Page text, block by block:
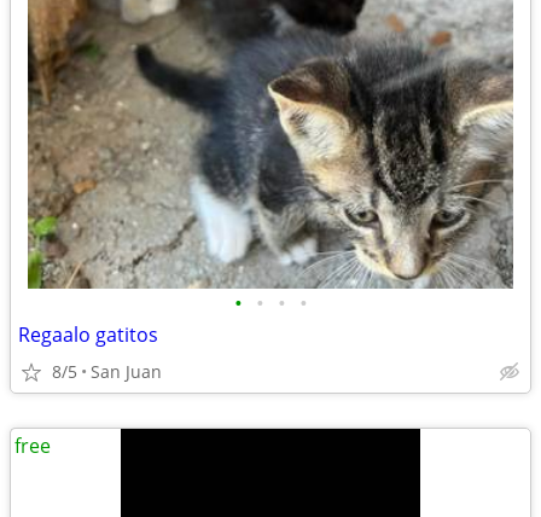
• • • •
Regaalo gatitos
8/5 San Juan
free